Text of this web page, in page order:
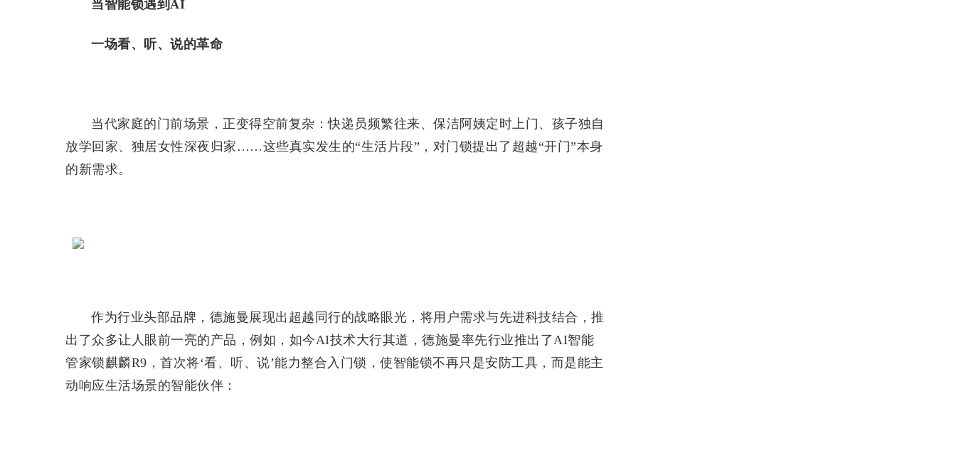
当智能锁遇到AI
一场看、听、说的革命
当代家庭的门前场景，正变得空前复杂：快递员频繁往来、保洁阿姨定时上门、孩子独自
放学回家、独居女性深夜归家……这些真实发生的“生活片段”，对门锁提出了超越“开门”本身
的新需求。
作为行业头部品牌，德施曼展现出超越同行的战略眼光，将用户需求与先进科技结合，推
出了众多让人眼前一亮的产品，例如，如今AI技术大行其道，德施曼率先行业推出了AI智能
管家锁麒麟R9，首次将‘看、听、说’能力整合入门锁，使智能锁不再只是安防工具，而是能主
动响应生活场景的智能伙伴：